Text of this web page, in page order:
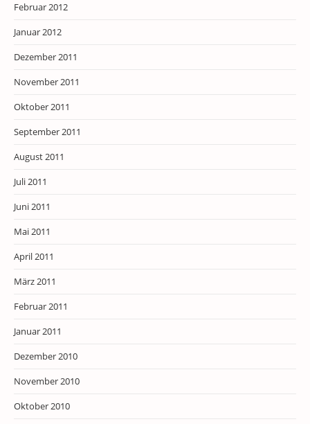
Februar 2012
Januar 2012
Dezember 2011
November 2011
Oktober 2011
September 2011
August 2011
Juli 2011
Juni 2011
Mai 2011
April 2011
März 2011
Februar 2011
Januar 2011
Dezember 2010
November 2010
Oktober 2010